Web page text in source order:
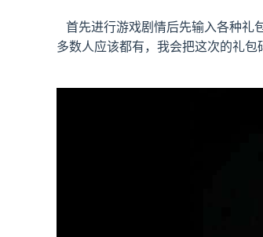
首先进行游戏剧情后先输入各种礼
多数人应该都有，我会把这次的礼